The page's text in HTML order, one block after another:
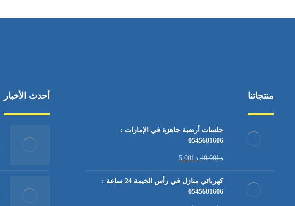
منتجاتنا
جلسات أرضية جاهزة في الإمارات :
0545681606
د.إ10.00 د.إ 5.00
كهربائي منازل في رأس الخيمة 24 ساعة :
0545681606
أحدث الأخبار